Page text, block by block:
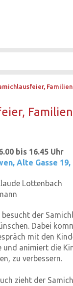
bis 16.45 Uhr
, Alte Gasse 19,
Lottenbach
der
Dabei
mit den
und animiert die
zu verbessern.
zieht der